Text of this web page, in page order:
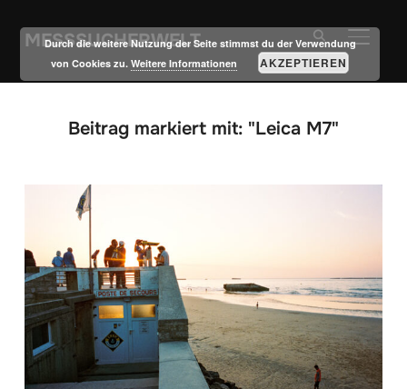
MESSSUCHERWELT
Beitrag markiert mit: "Leica M7"
Durch die weitere Nutzung der Seite stimmst du der Verwendung
von Cookies zu.Weitere Informationen AKZEPTIEREN